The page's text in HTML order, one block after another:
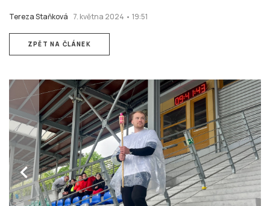
Tereza Staňková 7. května 2024 • 19:51
ZPĚT NA ČLÁNEK
chevron_left